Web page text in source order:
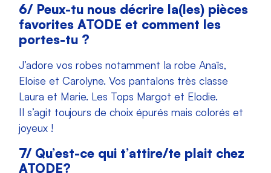
6/ Peux-tu nous décrire la(les) pièces
favorites ATODE et comment les
portes-tu ?
J’adore vos robes notamment la robe Anaïs,
Eloise et Carolyne.Vos pantalons très classe
Laura et Marie. Les Tops Margot et Elodie.
Il s’agit toujours de choix épurés mais colorés et
joyeux !
7/ Qu’est-ce qui t’attire/te plait chez
ATODE?